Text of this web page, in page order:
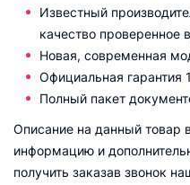
Известный
качество проверенное
Новая, современная
Официальная гарантия
Полный пакет
Описание на данный товар
информацию и
получить заказав звонок